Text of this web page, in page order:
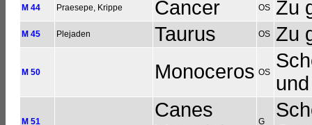
M 44 Praesepe, Krippe Cancer OS Zu
M 45 Plejaden Taurus OS Zu
M 50 Monoceros OS
M 51
Canes
G